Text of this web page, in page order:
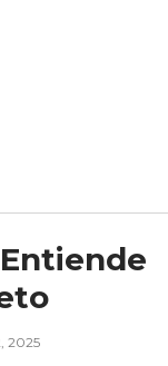
2025